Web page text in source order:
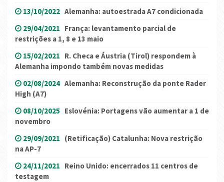
13/10/2022 Alemanha: autoestrada A7 condicionada
29/04/2021 França: levantamento parcial de
restrições a 1, 8 e 13 maio
15/02/2021 R. Checa e Áustria (Tirol) respondem à
Alemanha impondo também novas medidas
02/08/2024 Alemanha: Reconstrução da ponte Rader
High (A7)
08/10/2025 Eslovénia: Portagens vão aumentar a 1 de
novembro
29/09/2021 (Retificação) Catalunha: Nova restrição
na AP-7
24/11/2021 Reino Unido: encerrados 11 centros de
testagem